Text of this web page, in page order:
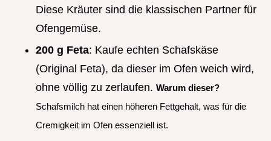
Diese Kräuter sind die klassischen Partner für
Ofengemüse.
200 g Feta: Kaufe echten Schafskäse
(Original Feta), da dieser im Ofen weich wird,
ohne völlig zu zerlaufen. Warum dieser?
Schafsmilch hat einen höheren Fettgehalt, was für die
Cremigkeit im Ofen essenziell ist.